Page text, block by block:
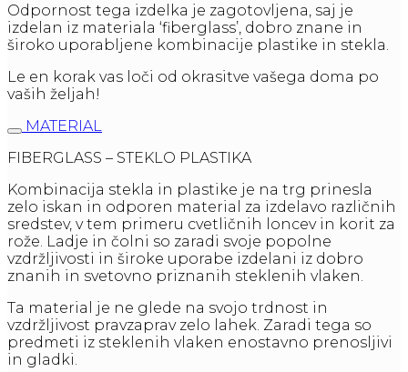
Odpornost tega izdelka je zagotovljena, saj je
izdelan iz materiala ‘fiberglass’, dobro znane in
široko uporabljene kombinacije plastike in stekla.
Le en korak vas loči od okrasitve vašega doma po
vaših željah!
MATERIAL
FIBERGLASS – STEKLO PLASTIKA
Kombinacija stekla in plastike je na trg prinesla
zelo iskan in odporen material za izdelavo različnih
sredstev, v tem primeru cvetličnih loncev in korit za
rože. Ladje in čolni so zaradi svoje popolne
vzdržljivosti in široke uporabe izdelani iz dobro
znanih in svetovno priznanih steklenih vlaken.
Ta material je ne glede na svojo trdnost in
vzdržljivost pravzaprav zelo lahek. Zaradi tega so
predmeti iz steklenih vlaken enostavno prenosljivi
in gladki.